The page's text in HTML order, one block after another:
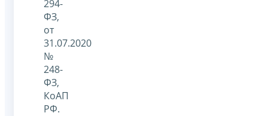
294-
ФЗ,
от
31.07.2020
№
248-
ФЗ,
КоАП
РФ.